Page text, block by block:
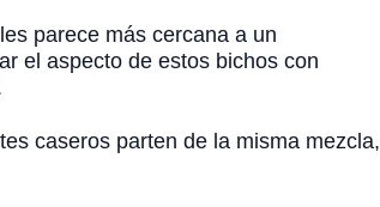
parece más cercana a un
el aspecto de estos bichos con
caseros parten de la misma mezcla,